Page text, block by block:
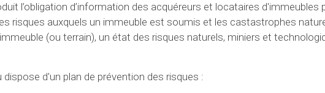
l’obligation d’information des acquéreurs et locataires d'immeubles
risques auxquels un immeuble est soumis et les castastrophes
(ou terrain), un état des risques naturels, miniers et
d'un plan de prévention des risques :